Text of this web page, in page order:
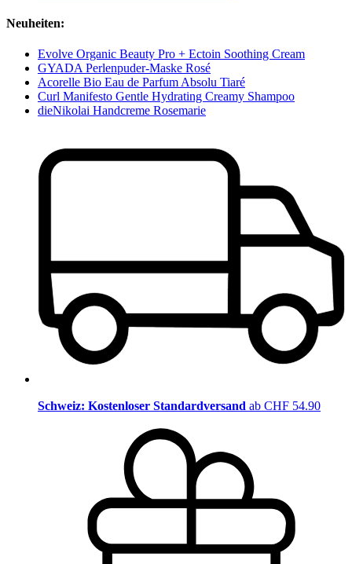
Neuheiten:
Evolve Organic Beauty Pro + Ectoin Soothing Cream
GYADA Perlenpuder-Maske Rosé
Acorelle Bio Eau de Parfum Absolu Tiaré
Curl Manifesto Gentle Hydrating Creamy Shampoo
dieNikolai Handcreme Rosemarie
Schweiz: Kostenloser Standardversand ab CHF 54.90